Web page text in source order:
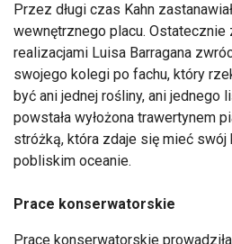
Przez długi czas Kahn
wewnętrznego placu. Ostatecznie
realizacjami Luisa Barragana
swojego kolegi po fachu, który
być ani jednej rośliny, ani jednego
powstała wyłożona trawertynem
stróżką, która zdaje się mieć
pobliskim oceanie.
Prace konserwatorskie
Prace konserwatorskie